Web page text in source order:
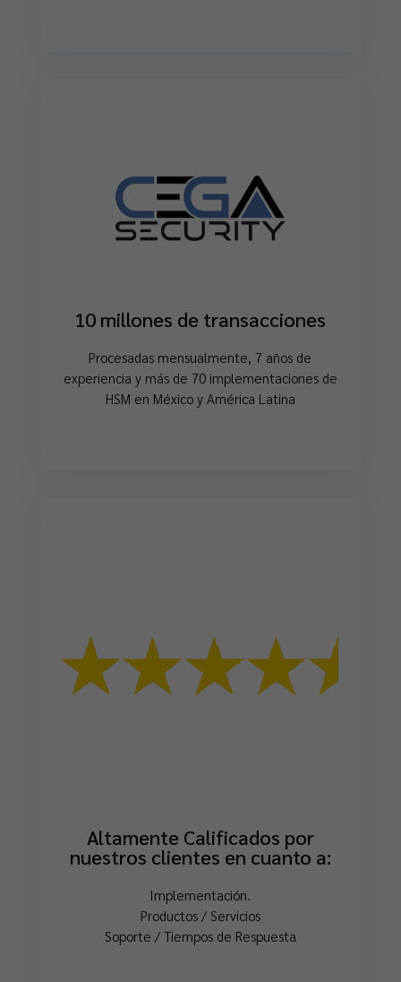
10 millones de transacciones
Procesadas mensualmente, 7 años de
experiencia y más de 70 implementaciones de
HSM en México y América Latina
Altamente Calificados por
nuestros clientes en cuanto a:
Implementación.
Productos / Servicios
Soporte / Tiempos de Respuesta